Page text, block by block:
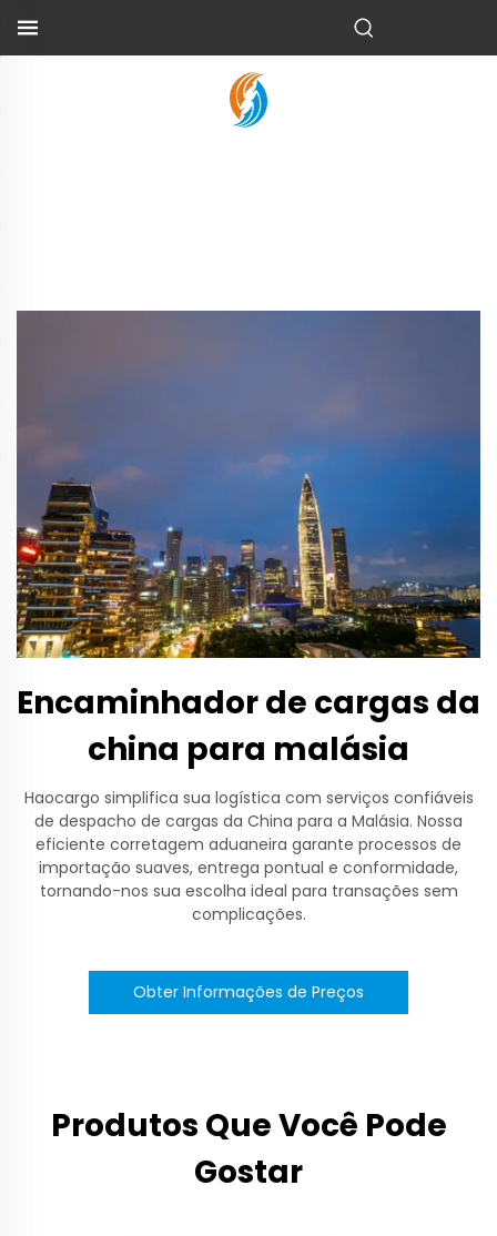
Encaminhador de cargas da
china para malásia
Haocargo simplifica sua logística com serviços confiáveis
de despacho de cargas da China para a Malásia. Nossa
eficiente corretagem aduaneira garante processos de
importação suaves, entrega pontual e conformidade,
tornando-nos sua escolha ideal para transações sem
complicações.
Obter Informações de Preços
Produtos Que Você Pode
Gostar